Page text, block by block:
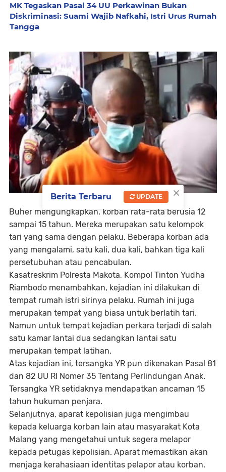
MK Tegaskan Pasal 34 UU Perkawinan Bukan
Diskriminasi: Suami Wajib Nafkahi, Istri Urus Rumah
Tangga
Buher mengungkapkan, korban rata-rata berusia 12
sampai 15 tahun. Mereka merupakan satu kelompok
tari yang sama dengan pelaku. Beberapa korban ada
yang mengalami, satu kali, dua kali, bahkan tiga kali
persetubuhan atau pencabulan.
Kasatreskrim Polresta Makota, Kompol Tinton Yudha
Riambodo menambahkan, kejadian ini dilakukan di
tempat rumah istri sirinya pelaku. Rumah ini juga
merupakan tempat yang biasa untuk berlatih tari.
Namun untuk tempat kejadian perkara terjadi di salah
satu kamar lantai dua sedangkan lantai satu
merupakan tempat latihan.
Atas kejadian ini, tersangka YR pun dikenakan Pasal 81
dan 82 UU RI Nomer 35 Tentang Perlindungan Anak.
Tersangka YR setidaknya mendapatkan ancaman 15
tahun hukuman penjara.
Selanjutnya, aparat kepolisian juga mengimbau
kepada keluarga korban lain atau masyarakat Kota
Malang yang mengetahui untuk segera melapor
kepada petugas kepolisian. Aparat memastikan akan
menjaga kerahasiaan identitas pelapor atau korban.
×
Berita Terbaru UPDATE